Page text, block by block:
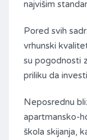
najvišim
Pored svih
vrhunski
su pogodnosti
priliku da
Neposrednu
apartmansko-
škola skijanja,